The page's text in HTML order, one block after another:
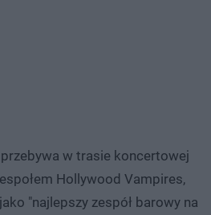
w trasie koncertowej
Hollywood Vampires,
"najlepszy zespół barowy na